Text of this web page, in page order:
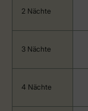
2 Nächte
3 Nächte
4 Nächte